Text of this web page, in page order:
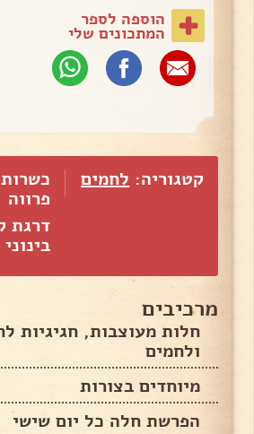
הוספה לספר
המתכונים שלי
קטגוריה: לחמים
פרווה
דרגת
בינוני
מרכיבים
חלות מעוצבות, חגיגיות
ולחמים
מיוחדים בצורות
הפרשת חלה כל יום שישי